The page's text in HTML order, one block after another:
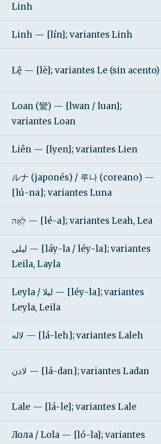
Linh
Linh — [lín]; variantes Linh
Lệ — [lè]; variantes Le (sin acento)
Loan (鸞) — [lwan / luan];
variantes Loan
Liên — [lyen]; variantes Lien
ルナ (japonés) / 루나 (coreano) —
[lú-na]; variantes Luna
לֵאָה — [lé-a]; variantes Leah, Lea
ليلى — [láy-la / léy-la]; variantes
Leila, Layla
Leyla / لیلا — [léy-la]; variantes
Leyla, Leila
لاله — [lá-leh]; variantes Laleh
لادن — [lá-dan]; variantes Ladan
Lale — [lá-le]; variantes Lale
Лола / Lola — [ló-la]; variantes